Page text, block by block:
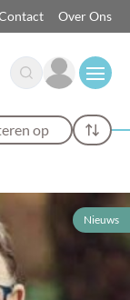
Over Ons
op
Nieuws